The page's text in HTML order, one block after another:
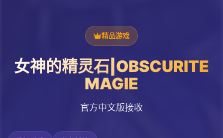
精品游戏
女神的精灵石|OBSCURITE
MAGIE
官方中文版接收